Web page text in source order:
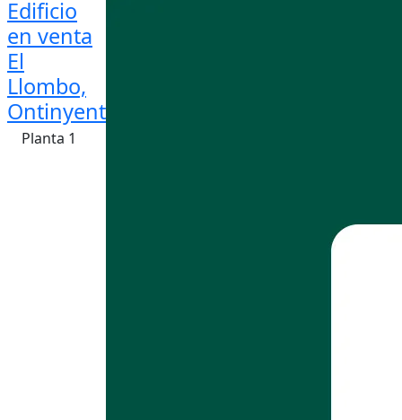
Edificio
en venta
El
Llombo,
Ontinyent
Planta 1